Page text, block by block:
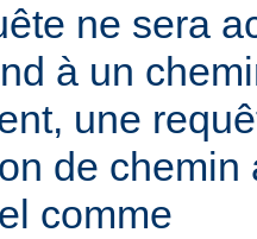
ne sera
à un
une
de chemin
comme